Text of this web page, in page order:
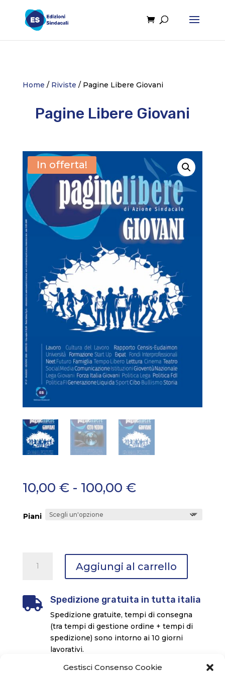
Gestisci Consenso Cookie
Home / Riviste / Pagine Libere Giovani
Pagine Libere Giovani
In offerta!
10,00 € - 100,00 €Fascia
100,00 €
Piani
Libere
Aggiungi al carrello
 Spedizione gratuita in tutta italia
Spedizione gratuite, tempi di consegna
(tra tempi di gestione ordine + tempi di
spedizione) sono intorno ai 10 giorni
lavorativi.